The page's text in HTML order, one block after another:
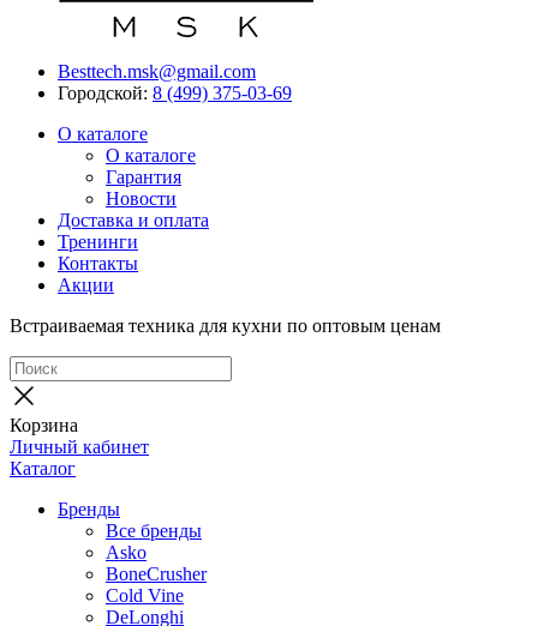
Besttech.msk@gmail.com
Городской: 8 (499) 375-03-69
О каталоге
О каталоге
Гарантия
Новости
Доставка и оплата
Тренинги
Контакты
Акции
Встраиваемая техника для кухни по оптовым ценам
Корзина
Личный кабинет
Каталог
Бренды
Все бренды
Asko
BoneCrusher
Cold Vine
DeLonghi